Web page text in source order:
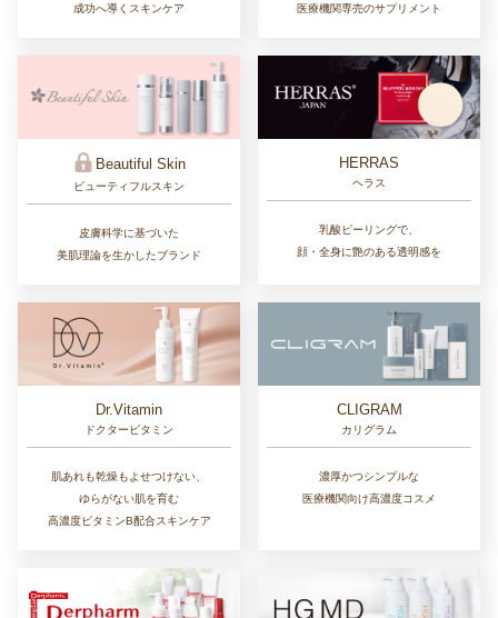
成功へ導くスキンケア
医療機関専売のサプリメント
Beautiful Skin
ビューティフルスキン
皮膚科学に基づいた
美肌理論を生かしたブランド
HERRAS
ヘラス
乳酸ピーリングで、
顔・全身に艶のある透明感を
Dr.Vitamin
ドクタービタミン
肌あれも乾燥もよせつけない、
ゆらがない肌を育む
高濃度ビタミンB配合スキンケア
CLIGRAM
カリグラム
濃厚かつシンプルな
医療機関向け高濃度コスメ